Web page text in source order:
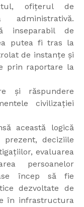
ofițerul de
inseparabil de
putea fi tras la
de instanțe și
prin raportare la
și răspundere
civilizației
această logică
deciziile
evaluarea
persoanelor
încep să fie
dezvoltate de
în infrastructura